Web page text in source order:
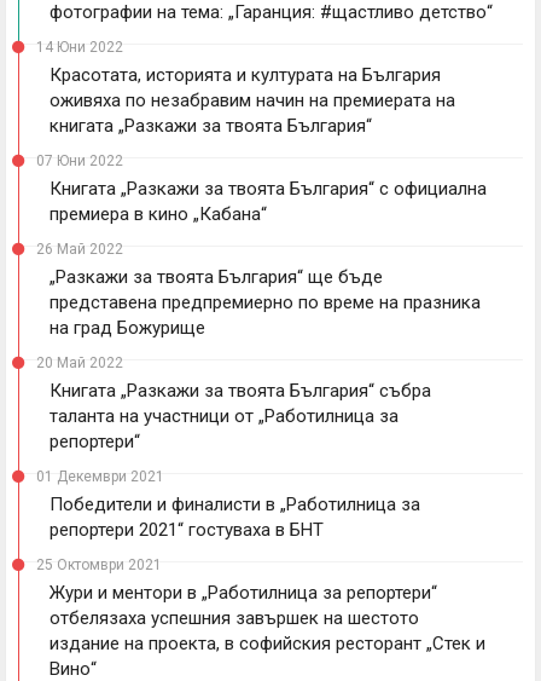
фотографии на тема: „Гаранция: #щастливо детство“
14 Юни 2022
Красотата, историята и културата на България
оживяха по незабравим начин на премиерата на
книгата „Разкажи за твоята България“
07 Юни 2022
Книгата „Разкажи за твоята България“ с официална
премиера в кино „Кабана“
26 Май 2022
„Разкажи за твоята България“ ще бъде
представена предпремиерно по време на празника
на град Божурище
20 Май 2022
Книгата „Разкажи за твоята България“ събра
таланта на участници от „Работилница за
репортери“
01 Декември 2021
Победители и финалисти в „Работилница за
репортери 2021“ гостуваха в БНТ
25 Октомври 2021
Жури и ментори в „Работилница за репортери“
отбелязаха успешния завършек на шестото
издание на проекта, в софийския ресторант „Стек и
Вино“